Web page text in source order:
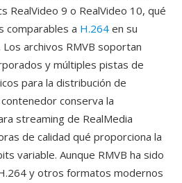
RealVideo 9 o RealVideo 10, qué
comparables a H.264 en su
archivos RMVB soportan
y múltiples pistas de
para la distribución de
conserva la
streaming de RealMedia
de calidad qué proporciona la
variable. Aunque RMVB ha sido
y otros formatos modernos